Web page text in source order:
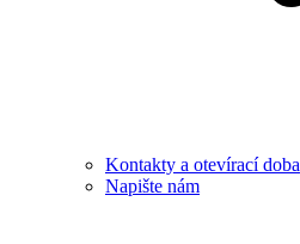
Kontakty a otevírací doba
Napište nám